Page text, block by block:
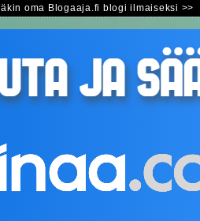
oma Blogaaja.fi blogi ilmaiseksi >>